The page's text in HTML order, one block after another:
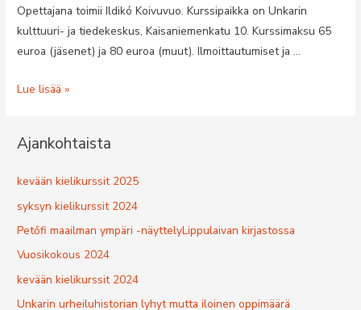
Opettajana toimii Ildikó Koivuvuo. Kurssipaikka on Unkarin
kulttuuri- ja tiedekeskus, Kaisaniemenkatu 10. Kurssimaksu 65
euroa (jäsenet) ja 80 euroa (muut). Ilmoittautumiset ja …
Unkarin
2017
Lue lisää »
Ajankohtaista
kevään kielikurssit 2025
syksyn kielikurssit 2024
Petőfi maailman ympäri -näyttelyLippulaivan kirjastossa
Vuosikokous 2024
kevään kielikurssit 2024
Unkarin urheiluhistorian lyhyt mutta iloinen oppimäärä